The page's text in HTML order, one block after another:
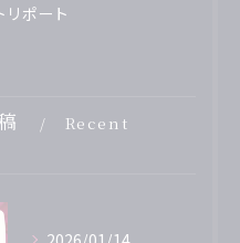
リポート
Recent